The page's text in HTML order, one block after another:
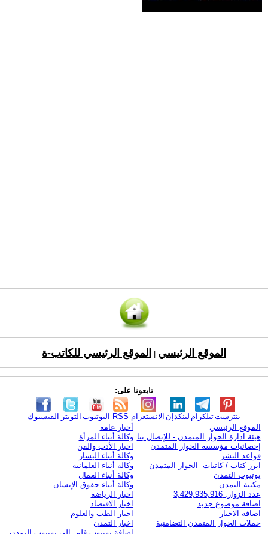
الموقع الرئيسي الموقع الرئيسي للكاتب-ة
تابعونا على:
الفيسبوك التويتر اليوتيوب RSS الانستغرام لينكدإن تيلكرامبنترست
الموقع الرئيسي
هيئة ادارة الحوار المتمدن - للإتصال بنا
إحصائيات مؤسسة الحوار المتمدن
قواعد النشر
ابرز كتاب / كاتبات الحوار المتمدن
يوتيوب التمدن
مكتبة التمدن
عدد الزوار: 3,429,935,916
اضافة موضوع جديد
اضافة الاخبار
حملات الحوار المتمدن التضامنية
أخبار عامة
وكالة أنباء المرأة
اخبار الأدب والفن
وكالة أنباء اليسار
وكالة أنباء العلمانية
وكالة أنباء العمال
وكالة أنباء حقوق الإنسان
اخبار الرياضة
اخبار الاقتصاد
اخبار الطب والعلوم
اخبار التمدن